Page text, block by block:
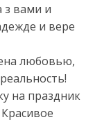
з вами и
и вере
любовью,
на праздник